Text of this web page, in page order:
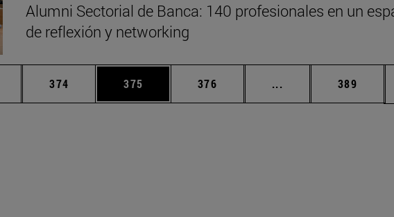
Alumni Sectorial de Banca: 140 profesionales en un
de reflexión y networking
Páginas intermedias Use TAB para desplazarse.
Página
374 Página
375 Página
376 ... Páginas intermedias
Página
389